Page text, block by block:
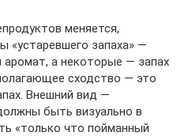
меняется,
«устаревшего запаха» —
а некоторые — запах
сходство — это
Внешний вид —
быть визуально в
«только что пойманный